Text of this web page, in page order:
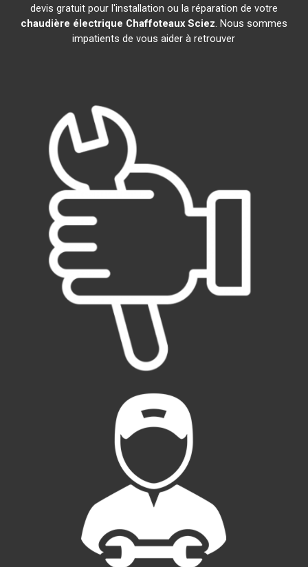
devis gratuit pour l'installation ou la réparation de votre
chaudière électrique Chaffoteaux Sciez. Nous sommes
impatients de vous aider à retrouver